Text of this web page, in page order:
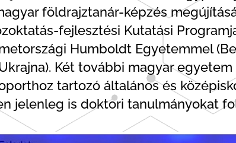
földrajztanár-képzés
fejlesztési Kutatási
Humboldt Egyetemmel
Két további magyar
tartozó általános és
jelenleg is doktori tanulmányokat